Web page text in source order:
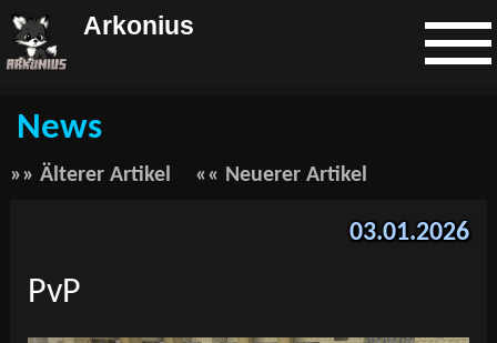
Arkonius
News
»» Älterer Artikel «« Neuerer Artikel
03.01.2026
PvP